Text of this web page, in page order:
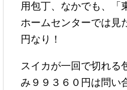
用包丁、なかでも、
ホームセンターでは見
円なり！
スイカが一回で切れる
み９９３６０円は問い